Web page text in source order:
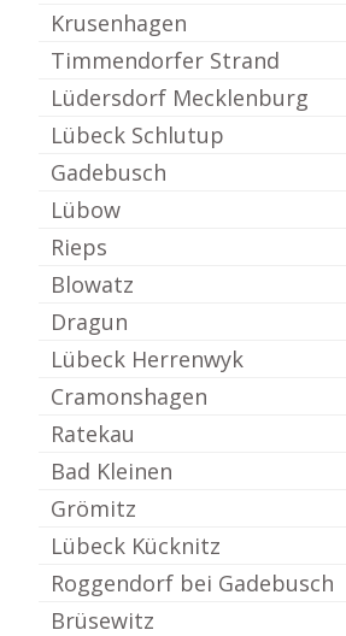
Krusenhagen
Timmendorfer Strand
Lüdersdorf Mecklenburg
Lübeck Schlutup
Gadebusch
Lübow
Rieps
Blowatz
Dragun
Lübeck Herrenwyk
Cramonshagen
Ratekau
Bad Kleinen
Grömitz
Lübeck Kücknitz
Roggendorf bei Gadebusch
Brüsewitz